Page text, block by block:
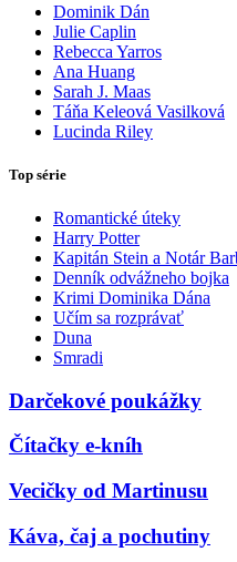
Dominik Dán
Julie Caplin
Rebecca Yarros
Ana Huang
Sarah J. Maas
Táňa Keleová Vasilková
Lucinda Riley
Top série
Romantické úteky
Harry Potter
Kapitán Stein a Notár
Denník odvážneho bojka
Krimi Dominika Dána
Učím sa rozprávať
Duna
Smradi
Darčekové poukážky
Čítačky e-kníh
Vecičky od Martinusu
Káva, čaj a pochutiny